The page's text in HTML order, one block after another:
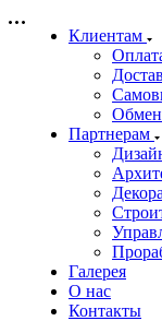
Клиентам
Обмен
Партнерам
Галерея
О нас
Контакты